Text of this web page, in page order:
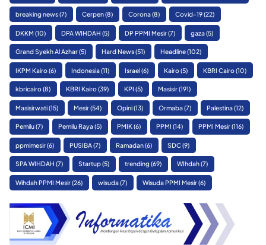
breaking news(7) Cerpen(8) Corona(8) Covid-19(22)
DKKM (10) DPA WIHDAH (5) DP PPMI Mesir(7) gaza(5)
Grand Syekh Al Azhar(5) Hard News(51) Headline(102)
IKPM Kairo(6) Indonesia(11) Israel(6) Kairo(5) KBRI Cairo(10)
kbricairo(8) KBRI Kairo(39) KPI (5) Masisir(191)
Masisirwati(15) Mesir(54) Opini(13) Ormaba(7) Palestina(12)
Pemilu(7) Pemilu Raya(5) PMIK(6) PPMI (14) PPMI Mesir(116)
ppmimesir(6) PUSIBA(7) Ramadan(6) SDC(9)
SPA WIHDAH (7) Startup(5) trending (69) WIhdah(7)
Wihdah PPMI Mesir(26) wisuda(7) Wisuda PPMI Mesir(6)